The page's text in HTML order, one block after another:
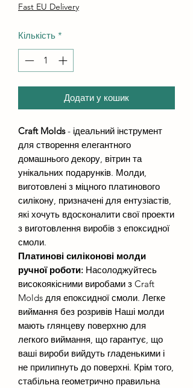
Fast EU Delivery
Кількість *
Додати у кошик
Craft Molds- ідеальний інструмент
для створення елегантного
домашнього декору, вітрин та
унікальних подарунків. Молди,
виготовлені з міцного платинового
силікону, призначені для ентузіастів,
які хочуть вдосконалити свої проекти
з виготовлення виробів з епоксидної
смоли.
Платинові силіконові молди
ручної роботи: Насолоджуйтесь
високоякісними виробами з Craft
Molds для епоксидної смоли. Легке
виймання без розривів Наші молди
мають глянцеву поверхню для
легкого виймання, що гарантує, що
ваші вироби вийдуть гладенькими і
не прилипнуть до поверхні. Крім того,
стабільна геометрично правильна